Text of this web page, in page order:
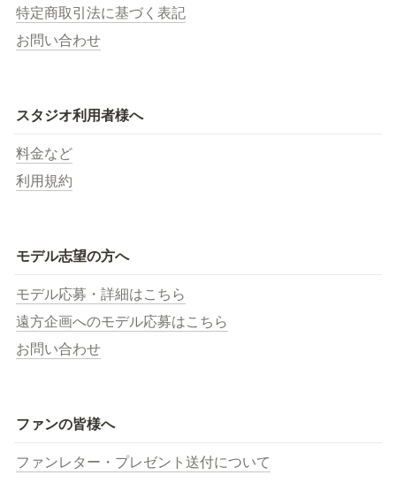
特定商取引法に基づく表記
お問い合わせ
スタジオ利用者様へ
料金など
利用規約
モデル志望の方へ
モデル応募・詳細はこちら
遠方企画へのモデル応募はこちら
お問い合わせ
ファンの皆様へ
ファンレター・プレゼント送付について